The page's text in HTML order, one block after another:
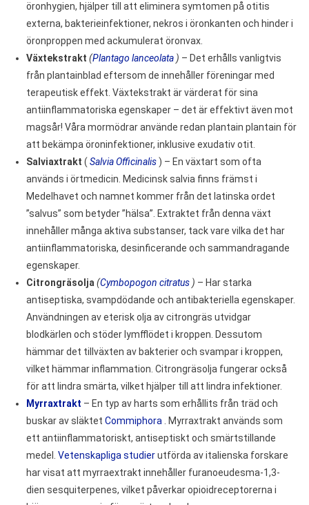
öronhygien, hjälper till att eliminera symtomen på otitis
externa, bakterieinfektioner, nekros i öronkanten och hinder i
öronproppen med ackumulerat öronvax.
Växtekstrakt (Plantago lanceolata) – Det erhålls vanligtvis
från plantainblad eftersom de innehåller föreningar med
terapeutisk effekt. Växtekstrakt är värderat för sina
antiinflammatoriska egenskaper – det är effektivt även mot
magsår! Våra mormödrar använde redan plantain plantain för
att bekämpa öroninfektioner, inklusive exudativ otit.
Salviaxtrakt ( Salvia Officinalis) – En växtart som ofta
används i örtmedicin. Medicinsk salvia finns främst i
Medelhavet och namnet kommer från det latinska ordet
”salvus” som betyder ”hälsa”. Extraktet från denna växt
innehåller många aktiva substanser, tack vare vilka det har
antiinflammatoriska, desinficerande och sammandragande
egenskaper.
Citrongräsolja(Cymbopogon citratus) – Har starka
antiseptiska, svampdödande och antibakteriella egenskaper.
Användningen av eterisk olja av citrongräs utvidgar
blodkärlen och stöder lymfflödet i kroppen. Dessutom
hämmar det tillväxten av bakterier och svampar i kroppen,
vilket hämmar inflammation. Citrongräsolja fungerar också
för att lindra smärta, vilket hjälper till att lindra infektioner.
Myrraxtrakt – En typ av harts som erhållits från träd och
buskar av släktet Commiphora. Myrraxtrakt används som
ett antiinflammatoriskt, antiseptiskt och smärtstillande
medel. Vetenskapliga studierutförda av italienska forskare
har visat att myrraextrakt innehåller furanoeudesma-1,3-
dien sesquiterpenes, vilket påverkar opioidreceptorerna i